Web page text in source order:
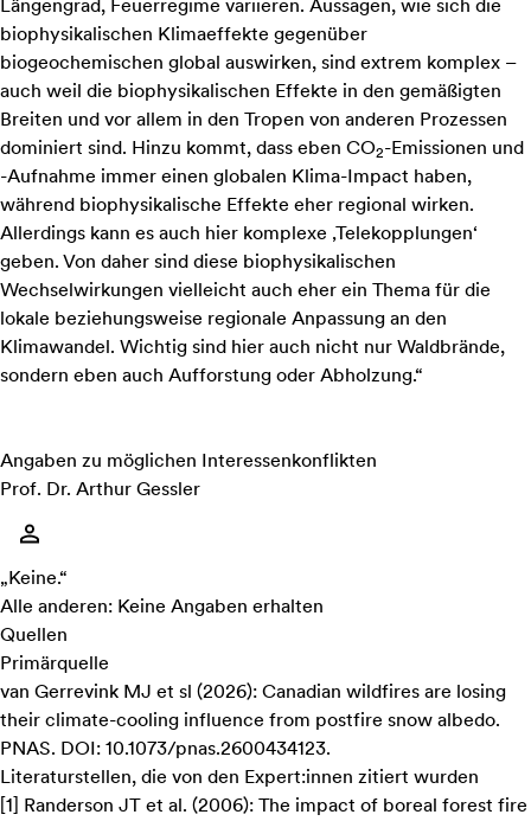
Längengrad, Feuerregime variieren. Aussagen, wie sich die
biophysikalischen Klimaeffekte gegenüber
biogeochemischen global auswirken, sind extrem komplex –
auch weil die biophysikalischen Effekte in den gemäßigten
Breiten und vor allem in den Tropen von anderen Prozessen
dominiert sind. Hinzu kommt, dass eben CO2-Emissionen und
-Aufnahme immer einen globalen Klima-Impact haben,
während biophysikalische Effekte eher regional wirken.
Allerdings kann es auch hier komplexe ‚Telekopplungen‘
geben. Von daher sind diese biophysikalischen
Wechselwirkungen vielleicht auch eher ein Thema für die
lokale beziehungsweise regionale Anpassung an den
Klimawandel. Wichtig sind hier auch nicht nur Waldbrände,
sondern eben auch Aufforstung oder Abholzung.“
Angaben zu möglichen Interessenkonflikten
Prof. Dr. Arthur Gessler
„Keine.“
Alle anderen: Keine Angaben erhalten
Quellen
Primärquelle
van Gerrevink MJ et sl (2026): Canadian wildfires are losing
their climate-cooling influence from postfire snow albedo.
PNAS. DOI: 10.1073/pnas.2600434123.
Literaturstellen, die von den Expert:innen zitiert wurden
[1] Randerson JT et al. (2006): The impact of boreal forest fire